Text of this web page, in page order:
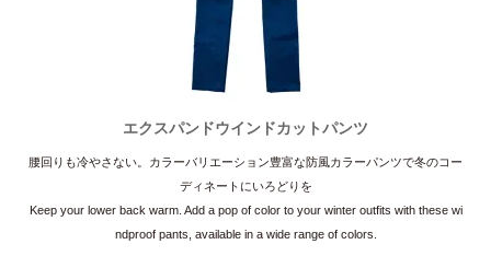
エクスパンドウインドカットパンツ
腰回りも冷やさない。カラーバリエーション豊富な防風カラーパンツで冬のコー
ディネートにいろどりを
Keep your lower back warm. Add a pop of color to your winter outfits with these wi
ndproof pants, available in a wide range of colors.